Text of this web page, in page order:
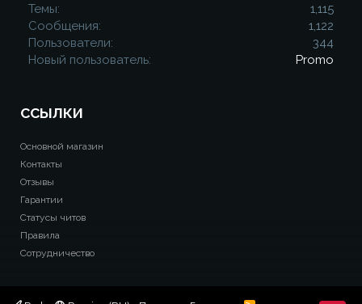
Темы
1,115
Сообщения
1,122
Пользователи
344
Новый пользователь
Promo
ССЫЛКИ
Основной магазин
Контакты
Отзывы
Гарантии
Статусы читов
Правила
Сотрудничество